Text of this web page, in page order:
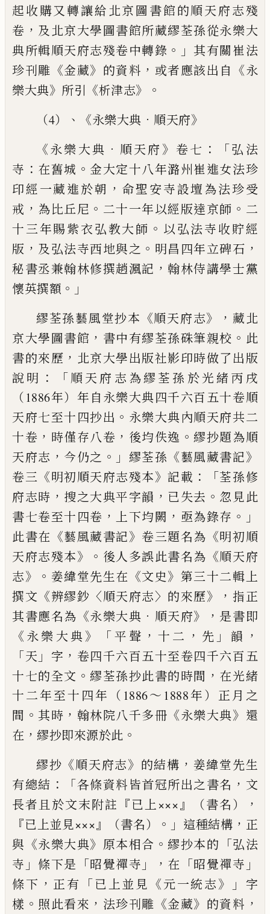
起收購又轉讓給北京圖書館的順天府志殘
卷 ， 及北京大學圖書館所藏繆荃孫從永樂大
典所輯順天府志殘卷中轉錄 。」其有關崔法
珍刊雕 《金藏》 的資料 ， 或者應該出自 《永
樂大典》 所引 《析津志》。
（4） 、《永樂大典 ． 順天府》
《永樂大典 ． 順天府 》 卷七 ：「弘法
寺 ： 在舊城 。 金大定十八年潞州崔進女法珍
印經一藏進於朝 ， 命聖安寺設壇為法珍受
戒 ， 為比丘尼 。 二十一年以經版達京師 。 二
十三年賜紫衣弘教大師 。 以弘法寺收貯經
版 ， 及弘法寺西地與之 。 明昌四年立碑石 ，
秘書丞兼翰林修撰趙渢記 ，翰林侍講學士黨
懷英撰額 。」
繆荃孫藝風堂抄本 《順天府志》， 藏北
京大學圖書館 ， 書中有繆荃孫硃筆親校 。 此
書的來歷 ， 北京大學出版社影印時做了出版
說明 ：「順天府志為繆荃孫於光緒丙戌
（1886年）年自永樂大典四千六百五十卷順
天府七至十四抄出 。 永樂大典內順天府共二
十卷 ， 時僅存八卷 ， 後均佚逸 。 繆抄題為順
天府志 ， 今仍之 。」 繆荃孫 《藝風藏書記》
卷三 《明初順天府志殘本》記載 ：「荃孫修
府志時 ， 搜之大典平字韻 ， 已失去 。 忽見此
書七卷至十四卷 ， 上下均闕 ， 亟為錄存 。」
此書在 《藝風藏書記》 卷三題名為 《明初順
天府志殘本》。 後人多誤此書名為 《順天府
志》。 姜緯堂先生在 《文史》 第三十二輯上
撰文 《辨繆鈔 〈順天府志〉 的來歷》， 指正
其書應名為 《永樂大典 ． 順天府》， 是書即
《 永樂大典》「平聲 ，十二 ， 先 」韻 ，
「天 」 字 ， 卷四千六百五十至卷四千六百五
十七的全文 。 繆荃孫抄此書的時間 ， 在光緒
十二年至十四年（1886～1888年）正月之
間 。其時 ， 翰林院八千多冊 《永樂大典》 還
在 ， 繆抄即來源於此 。
繆抄 《順天府志》 的結構 ， 姜緯堂先生
有總結 ：「各條資料皆首冠所出之書名 ， 文
長者且於文末附註 『已上×××』 （書名）
，
『已上並見×××』 （書名） 。」 這種結構 ， 正
與 《永樂大典》 原本相合 。 繆抄本的 「弘法
寺 」條下是 「昭覺禪寺 」， 在 「昭覺禪寺 」
條下 ， 正有 「已 上並見 《元一統志》」 字
樣 。 照此看來 ， 法珍刊雕 《金藏》 的資料 ，